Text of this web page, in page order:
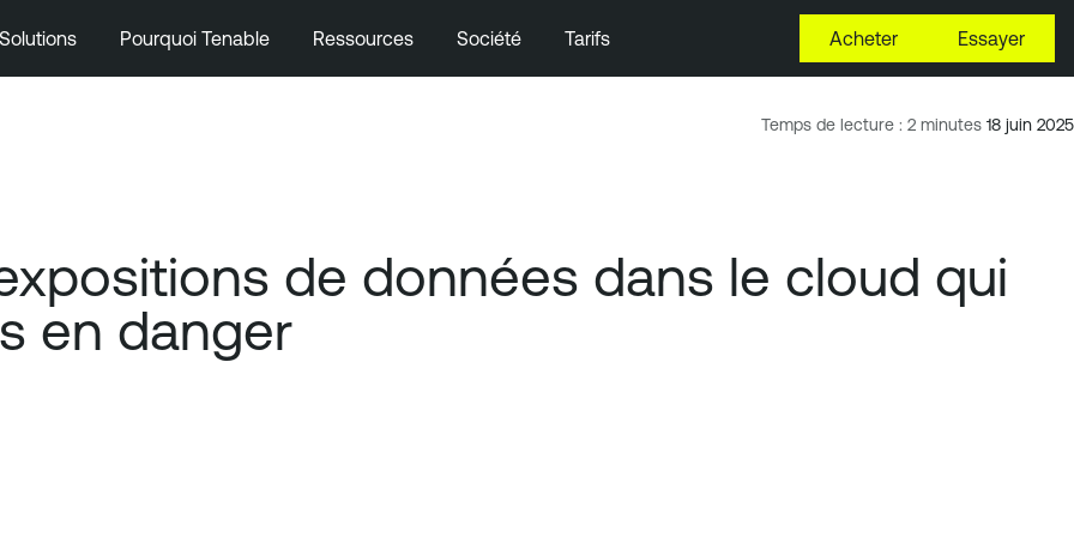
Solutions Pourquoi Tenable Ressources Société Tarifs Acheter Essayer
Temps de lecture : 2 minutes 18 juin 2025
de données dans le cloud qui
en danger